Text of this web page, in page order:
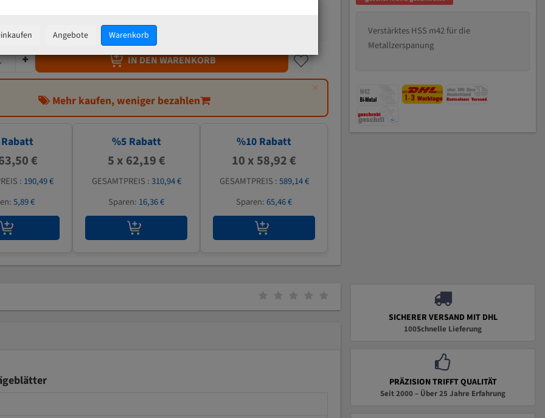
65,46 €
zzgl.Versandkosten
IN DEN WARENKORB
×
Mehr kaufen, weniger bezahlen
€
: 190,49 €
5,89 €
%5Rabatt
5 x 62,19 €
GESAMTPREIS :310,94 €
Sparen: 16,36 €
%10 Rabatt
10 x 58,92 €
GESAMTPREIS :589,14 €
Sparen:65,46 €
Verstärktes HSS m42 für die
Metallzerspanung
SICHERER VERSAND MIT DHL
100Schnelle Lieferung
PRÄZISION TRIFFT QUALITÄT
Seit 2000 – Über 25 Jahre Erfahrung
Angebote Warenkorb